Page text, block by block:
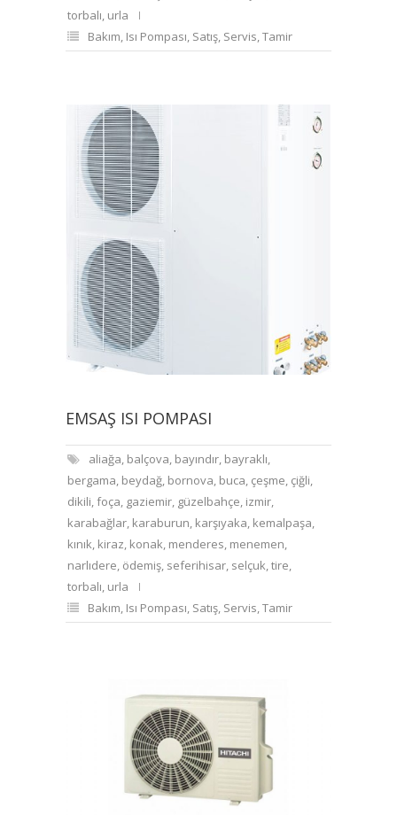
torbalı, urla
Bakım, Isı Pompası, Satış, Servis,Tamir
EMSAŞ ISI POMPASI
aliağa, balçova, bayındır, bayraklı,
bergama, beydağ, bornova, buca, çeşme, çiğli,
dikili,foça, gaziemir, güzelbahçe, izmir,
karabağlar, karaburun, karşıyaka, kemalpaşa,
kınık, kiraz, konak, menderes, menemen,
narlıdere, ödemiş, seferihisar, selçuk,tire,
torbalı, urla
Bakım, Isı Pompası, Satış, Servis,Tamir